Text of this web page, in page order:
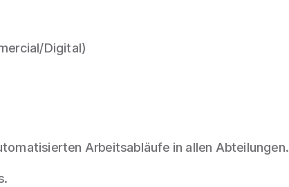
Digital)
Arbeitsabläufe in allen Abteilungen.